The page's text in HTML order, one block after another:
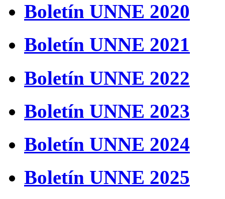
Boletín UNNE 2020
Boletín UNNE 2021
Boletín UNNE 2022
Boletín UNNE 2023
Boletín UNNE 2024
Boletín UNNE 2025